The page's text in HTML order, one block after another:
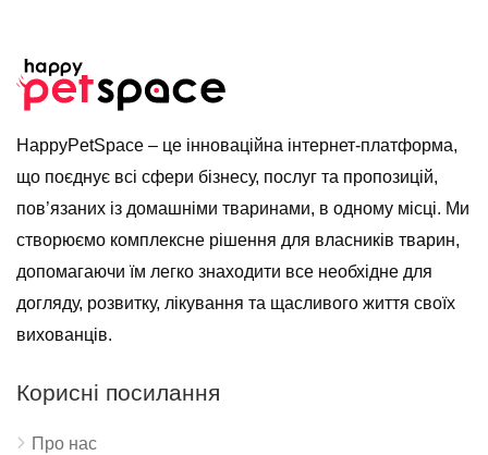
HappyPetSpace – це інноваційна інтернет-платформа,
що поєднує всі сфери бізнесу, послуг та пропозицій,
пов’язаних із домашніми тваринами, в одному місці. Ми
створюємо комплексне рішення для власників тварин,
допомагаючи їм легко знаходити все необхідне для
догляду, розвитку, лікування та щасливого життя своїх
вихованців.
Корисні посилання
Про нас